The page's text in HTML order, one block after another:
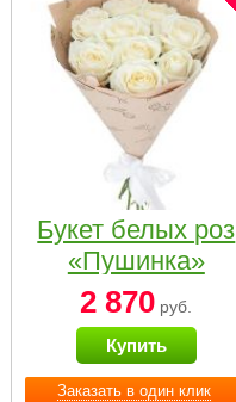
Заказать в один клик
Букет белых роз
«Пушинка»
2 870 руб.
Купить